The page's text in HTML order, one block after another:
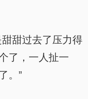
甜过去了压力得
了，一人扯一
。”